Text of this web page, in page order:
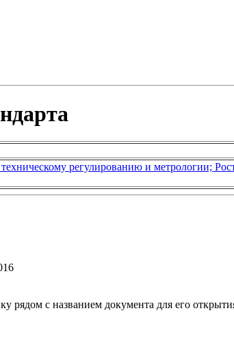
регулированию и метрологии;
рядом с названием документа для его